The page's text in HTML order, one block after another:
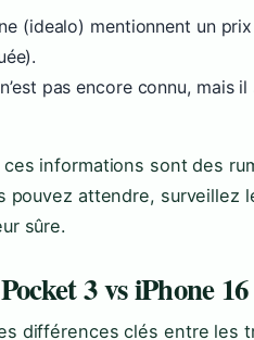
(idealo) mentionnent un
pas encore connu, mais
informations sont des
pouvez attendre, surveillez
sûre.
3 vs iPhone
différences clés entre les